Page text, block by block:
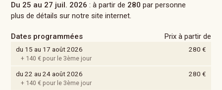
Du 25 au 27 juil. 2026 : à partir de 280 par personne
plus de détails sur notre site internet.
Dates programmées Prix à partir de
du 15 au 17 août 2026 280 €
+ 140 € pour le 3ème jour
du 22 au 24 août 2026 280 €
+ 140 € pour le 3ème jour